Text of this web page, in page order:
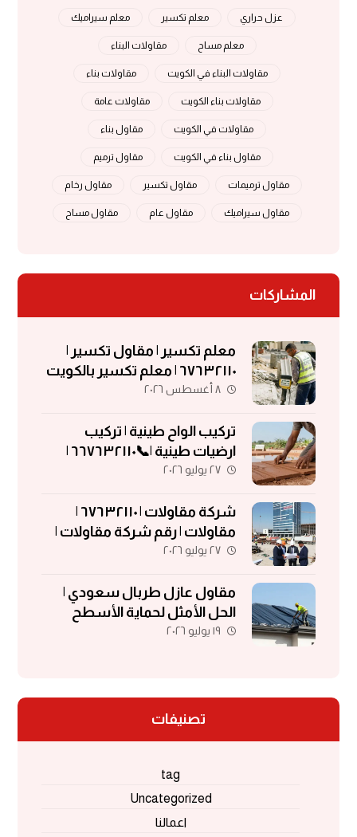
عزل حراري معلم تكسير معلم سيراميك
معلم مساح مقاولات البناء
مقاولات البناء في الكويت مقاولات بناء
مقاولات بناء الكويت مقاولات عامة
مقاولات في الكويت مقاول بناء
مقاول بناء في الكويت مقاول ترميم
مقاول ترميمات مقاول تكسير مقاول رخام
مقاول سيراميك مقاول عام مقاول مساح
المشاركات
معلم تكسير | مقاول تكسير |
٦٧٦٣٢١١٠ | معلم تكسير بالكويت
٨ أغسطس ٢٠٢٦
تركيب الواح طينية | تركيب
ارضيات طينية |📞٦٦٧٦٣٢١١٠ |
الواح طينية | معلم تركيب الواح
٢٧ يوليو ٢٠٢٦
شركة مقاولات | ٦٧٦٣٢١١٠ |
مقاولات | رقم شركة مقاولات |
مقاولات الكويت
٢٧ يوليو ٢٠٢٦
مقاول عازل طربال سعودي |
الحل الأمثل لحماية الأسطح
والمباني
١٩ يوليو ٢٠٢٦
تصنيفات
tag
Uncategorized
اعمالنا